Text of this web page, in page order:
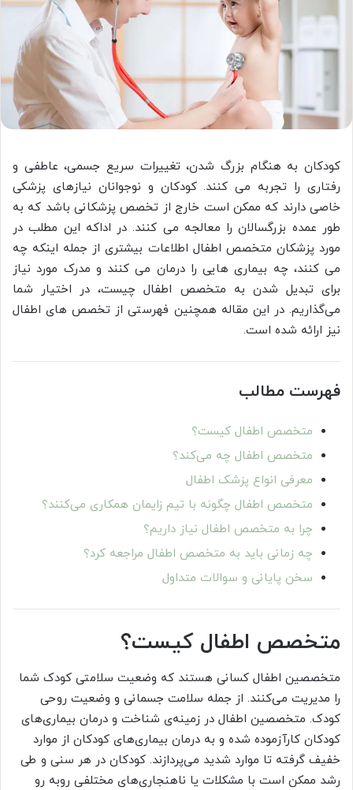
کودکان به هنگام بزرگ شدن، تغییرات سریع جسمی، عاطفی و
رفتاری را تجربه می کنند. کودکان و نوجوانان نیازهای پزشکی
خاصی دارند که ممکن است خارج از تخصص پزشکانی باشد که به
طور عمده بزرگسالان را معالجه می کنند. در اداکه این مطلب در
مورد پزشکان متخصص اطفال اطلاعات بیشتری از جمله اینکه چه
می کنند، چه بیماری هایی را درمان می کنند و مدرک مورد نیاز
برای تبدیل شدن به متخصص اطفال چیست، در اختیار شما
می‌گذاریم. در این مقاله همچنین فهرستی از تخصص های اطفال
نیز ارائه شده است.
فهرست مطالب
متخصص اطفال کیست؟
متخصص اطفال چه می‌کند؟
معرفی انواع پزشک اطفال
متخصص اطفال چگونه با تیم زایمان همکاری می‌کنند؟
چرا به متخصص اطفال نیاز داریم؟
چه زمانی باید به متخصص اطفال مراجعه کرد؟
سخن پایانی و سوالات متداول
متخصص اطفال کیست؟
متخصصین اطفال کسانی هستند که وضعیت سلامتی کودک شما
را مدیریت می‌کنند. از جمله سلامت جسمانی و وضعیت روحی
کودک. متخصصین اطفال در زمینه‌ی شناخت و درمان بیماری‌های
کودکان کارآزموده شده و به درمان بیماری‌های کودکان از موارد
خفیف گرفته تا موارد شدید می‌پردازند. کودکان در هر سنی و طی
رشد ممکن است با مشکلات یا ناهنجاری‌های مختلفی روبه رو